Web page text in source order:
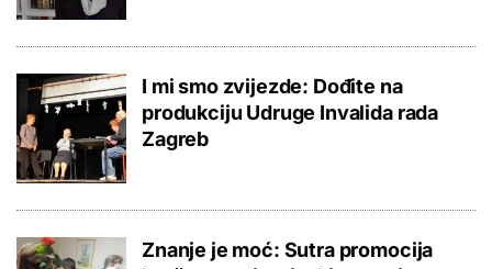
I mi smo zvijezde: Dođite na
produkciju Udruge Invalida rada
Zagreb
Znanje je moć: Sutra promocija